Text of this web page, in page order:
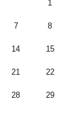
1
7 8
14 15
21 22
28 29